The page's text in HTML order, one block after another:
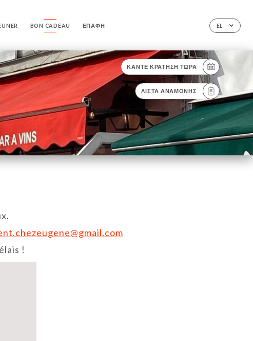
EL
BON CADEAU ΕΠΑΦΉ
ΚΆΝΤΕ ΚΡΆΤΗΣΗ ΤΏΡΑ
ΛΊΣΤΑ ΑΝΑΜΟΝΉΣ
!